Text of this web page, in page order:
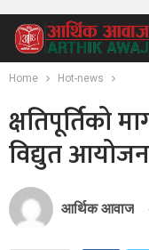
Home Hot-news
क्षतिपूर्तिको
विद्युत
आर्थिक आवाज